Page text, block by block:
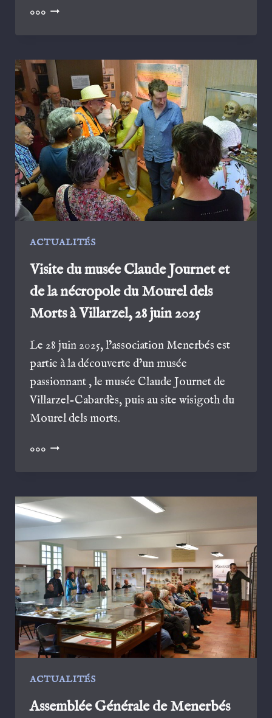
000JOURNÉES
ACTUALITÉS
Visite du musée Claude Journet et
de la nécropole du Mourel dels
Morts à Villarzel, 28 juin 2025
Le 28 juin 2025, l’association Menerbés est
partie à la découverte d’un musée
passionnant , le musée Claude Journet de
Villarzel-Cabardès, puis au site wisigoth du
Mourel dels morts.
000VISITE
JOURNET
ET
DE
LA
NÉCROPOLE
DU
MOUREL
DELS
MORTS
À
VILLARZEL,
JUIN
ACTUALITÉS
Assemblée Générale de Menerbés